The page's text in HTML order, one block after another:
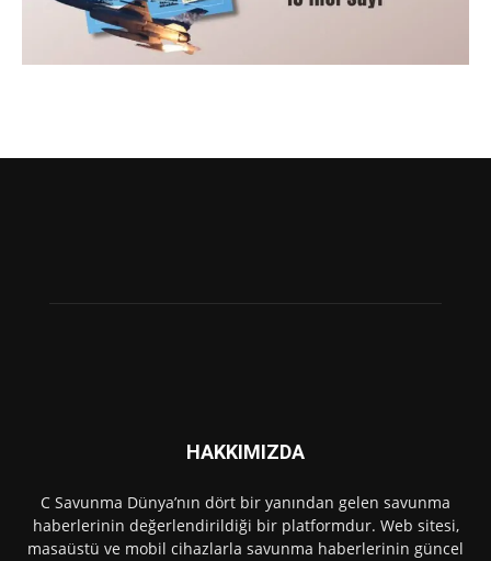
HAKKIMIZDA
C Savunma Dünya’nın dört bir yanından gelen savunma
haberlerinin değerlendirildiği bir platformdur. Web sitesi,
masaüstü ve mobil cihazlarla savunma haberlerinin güncel